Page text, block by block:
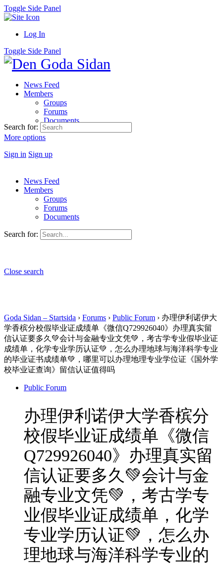
Toggle Side Panel
Log In
Toggle Side Panel
News Feed
Members
Groups
Forums
Documents
More options
Sign in Sign up
Search for:
News Feed
Members
Groups
Forums
Documents
Search for:
Close search
Goda Sidan – Startsida › Forums › Public Forum › 办理伊利诺伊大
学香槟分校假毕业证成绩单《微信Q729926040》办理真实留
信认证要多久💚会计与金融专业文凭💚，考古学专业假毕业证
成绩单，化学专业学历认证💚，怎么办理地球与海洋科学专业
的毕业证书成绩单💚，哪里可以办理地理专业学位证《国外学
校毕业证查询》留信认证值得吗
Public Forum
办理伊利诺伊大学香槟分
校假毕业证成绩单《微信
Q729926040》办理真实留
信认证要多久💚会计与金
融专业文凭💚，考古学专
业假毕业证成绩单，化学
专业学历认证💚，怎么办
理地球与海洋科学专业的